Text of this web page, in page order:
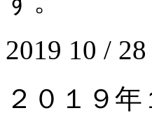
2019 10 /
２０１９